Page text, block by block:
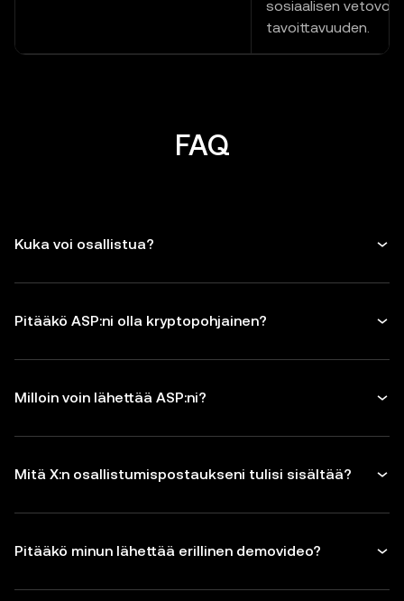
sosiaalisen
tavoittavuuden.
FAQ
Kuka voi osallistua?
Pitääkö ASP:ni olla kryptopohjainen?
Milloin voin lähettää ASP:ni?
Mitä X:n osallistumispostaukseni tulisi sisältää?
Pitääkö minun lähettää erillinen demovideo?